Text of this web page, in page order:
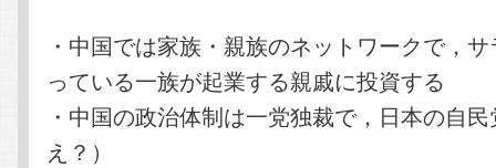
・中国では家族・親族のネットワークで，
っている一族が起業する親戚に投資する
・中国の政治体制は一党独裁で，日本の自
え？）